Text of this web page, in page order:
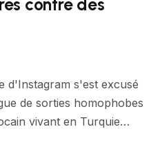
contre des
d'Instagram s'est excusé
de sorties homophobes
vivant en Turquie…